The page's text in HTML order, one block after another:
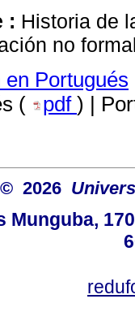
: Historia de
no
en Portugués
( pdf ) |
© 2026
Munguba,